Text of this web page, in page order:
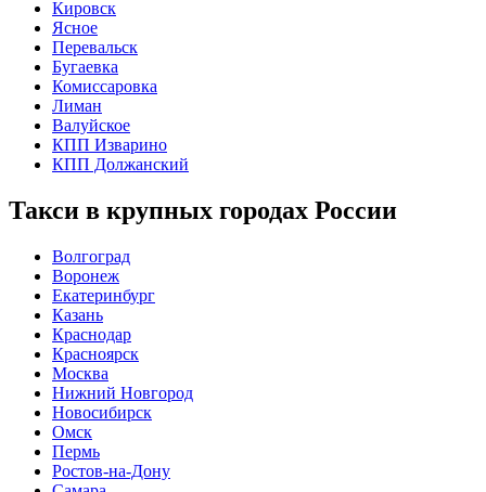
Кировск
Ясное
Перевальск
Бугаевка
Комиссаровка
Лиман
Валуйское
КПП Изварино
КПП Должанский
Такси в крупных городах России
Волгоград
Воронеж
Екатеринбург
Казань
Краснодар
Красноярск
Москва
Нижний Новгород
Новосибирск
Омск
Пермь
Ростов-на-Дону